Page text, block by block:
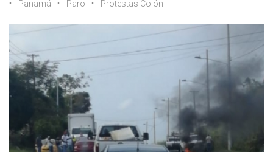
Panamá
Paro Protestas Colón